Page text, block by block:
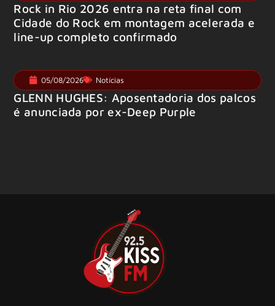
Rock in Rio 2026 entra na reta final com
Cidade do Rock em montagem acelerada e
line-up completo confirmado
05/08/2026 Notícias
GLENN HUGHES: Aposentadoria dos palcos
é anunciada por ex-Deep Purple